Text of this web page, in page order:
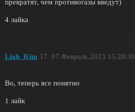
превратят, чем противогазы введут)
4 лайка
Liah_Kim 07.Февраль.2023 15:28:30
17
Во, теперь все понятно
1 лайк